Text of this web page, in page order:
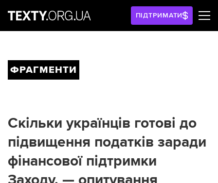
ПІДТРИМАТИ
ФРАГМЕНТИ
Скільки українців готові до
підвищення податків заради
фінансової підтримки